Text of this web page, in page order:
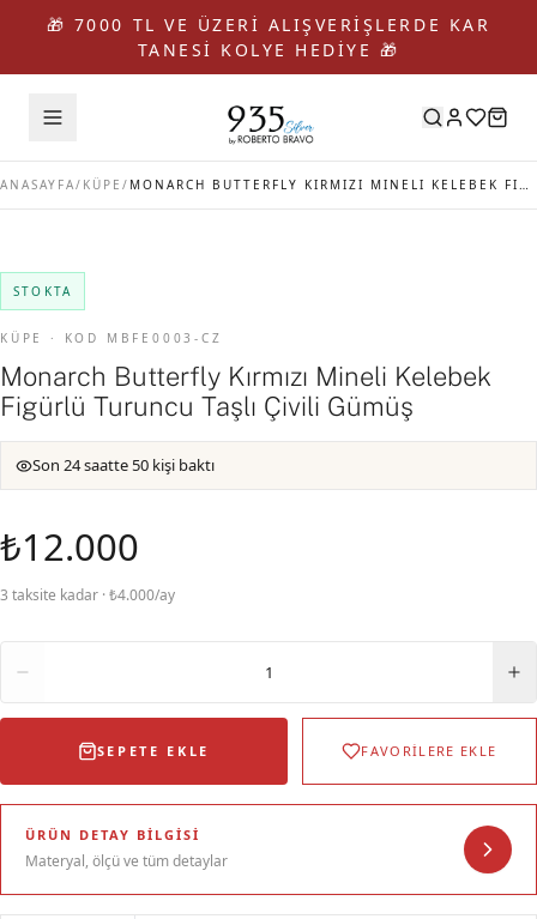
🎁 7000 TL VE ÜZERİ ALIŞVERİŞLERDE KAR
TANESİ KOLYE HEDİYE 🎁
ANASAYFA/ KÜPE / MONARCH BUTTERFLY KIRMIZI MINELI KELEBEK FIGÜRLÜ TURUNCU TAŞLI ÇIVILI GÜMÜŞ
STOKTA
KÜPE · KOD MBFE0003-CZ
Monarch Butterfly Kırmızı Mineli Kelebek
Figürlü Turuncu Taşlı Çivili Gümüş
Son 24 saatte 50 kişi baktı
₺12.000
3 taksite kadar · ₺4.000/ay
1
SEPETE EKLE FAVORİLERE EKLE
ÜRÜN DETAY BILGISI
Materyal, ölçü ve tüm detaylar